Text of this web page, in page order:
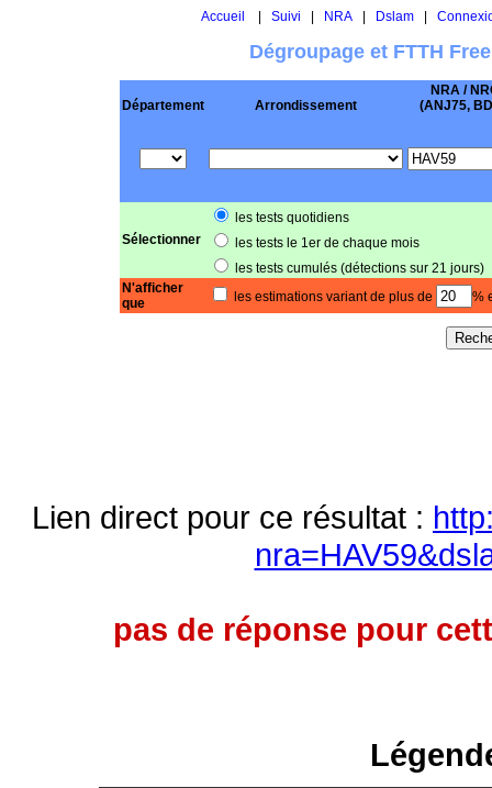
Accueil Suivi NRA| Dslam|
Dégroupage et FTTH
Département Arrondissement
NRA /
(ANJ75,
Sélectionner
les tests quotidiens
les tests le 1er de chaque mois
les tests cumulés (détections sur 21 jours)
N'afficher
que
les estimations variant de plus de %
Lien direct pour ce résultat :
pas de réponse pour